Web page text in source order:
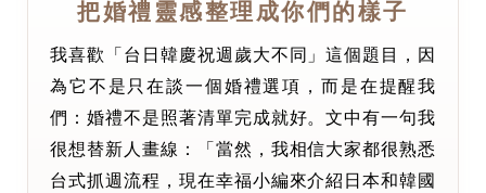
把婚禮靈感整理成你們的樣子
我喜歡「台日韓慶祝週歲大不同」這個題目，因
為它不是只在談一個婚禮選項，而是在提醒我
們：婚禮不是照著清單完成就好。文中有一句我
很想替新人畫線：「當然，我相信大家都很熟悉
台式抓週流程，現在幸福小編來介紹日本和韓國